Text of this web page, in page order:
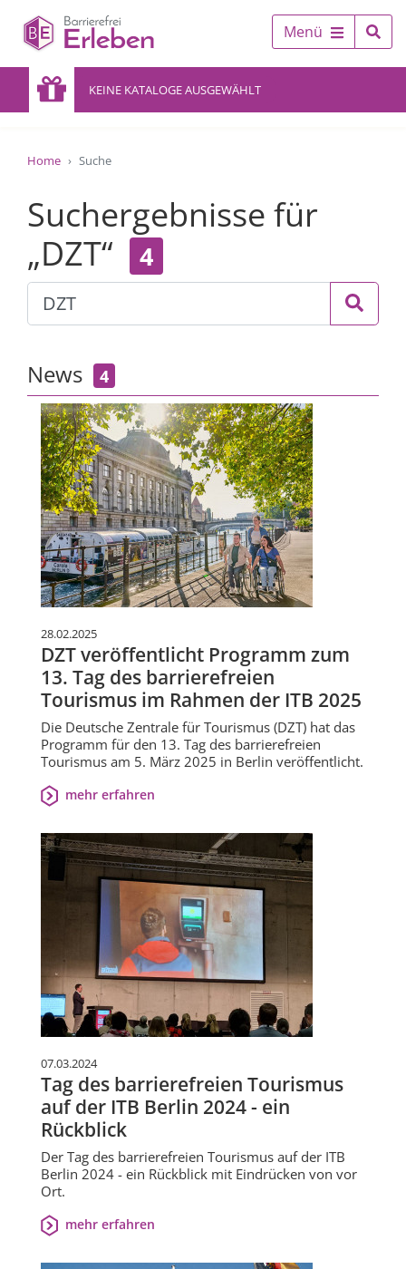
Menü
KEINE KATALOGE AUSGEWÄHLT
Home Suche
Suchergebnisse für
„DZT“
4
News 4
28.02.2025
DZT veröffentlicht Programm zum
13. Tag des barrierefreien
Tourismus im Rahmen der ITB 2025
Die Deutsche Zentrale für Tourismus (DZT) hat das
Programm für den 13. Tag des barrierefreien
Tourismus am 5. März 2025 in Berlin veröffentlicht.
mehr erfahren
07.03.2024
Tag des barrierefreien Tourismus
auf der ITB Berlin 2024 - ein
Rückblick
Der Tag des barrierefreien Tourismus auf der ITB
Berlin 2024 - ein Rückblick mit Eindrücken von vor
Ort.
mehr erfahren